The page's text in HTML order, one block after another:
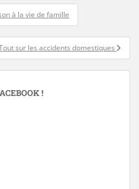
à la vie de famille
sur les accidents domestiques
!